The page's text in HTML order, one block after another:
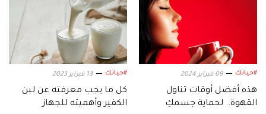
#حياتك 09 فبراير 2024
هذه أفضل أوقات تناول
القهوة.. لحماية جسمكِ
#حياتك 13 فبراير 2023
كل ما يجب معرفته عن لبن
الكفير وأهميته للجهاز